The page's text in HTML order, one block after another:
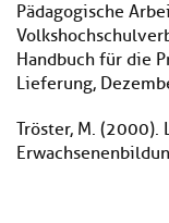
Pädagogische
Handbuch für die
Lieferung,
Tröster, M. (2000).